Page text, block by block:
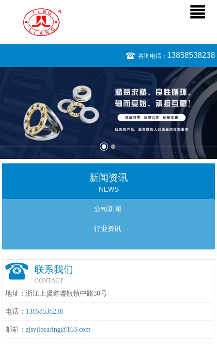
咨询电话： 13858538238
新闻资讯
NEWS
公司新闻
行业资讯
联系我们
CONTACT
地址：浙江上虞道墟镇镇中路30号
电话： 13858538238
邮箱：zjsyjlbearing@163.com